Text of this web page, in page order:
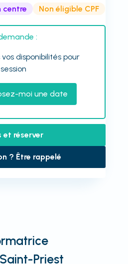
centre Non éligible CPF
:
disponibilités pour
moi une date
et réserver
? Être rappelé
Priest